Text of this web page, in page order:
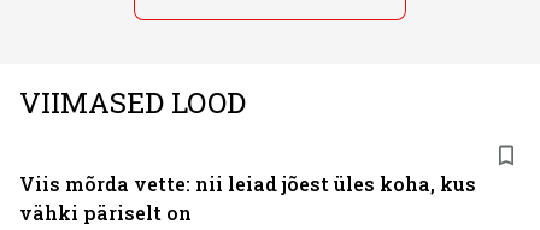
VIIMASED LOOD
Viis mõrda vette: nii leiad jõest üles koha, kus
vähki päriselt on